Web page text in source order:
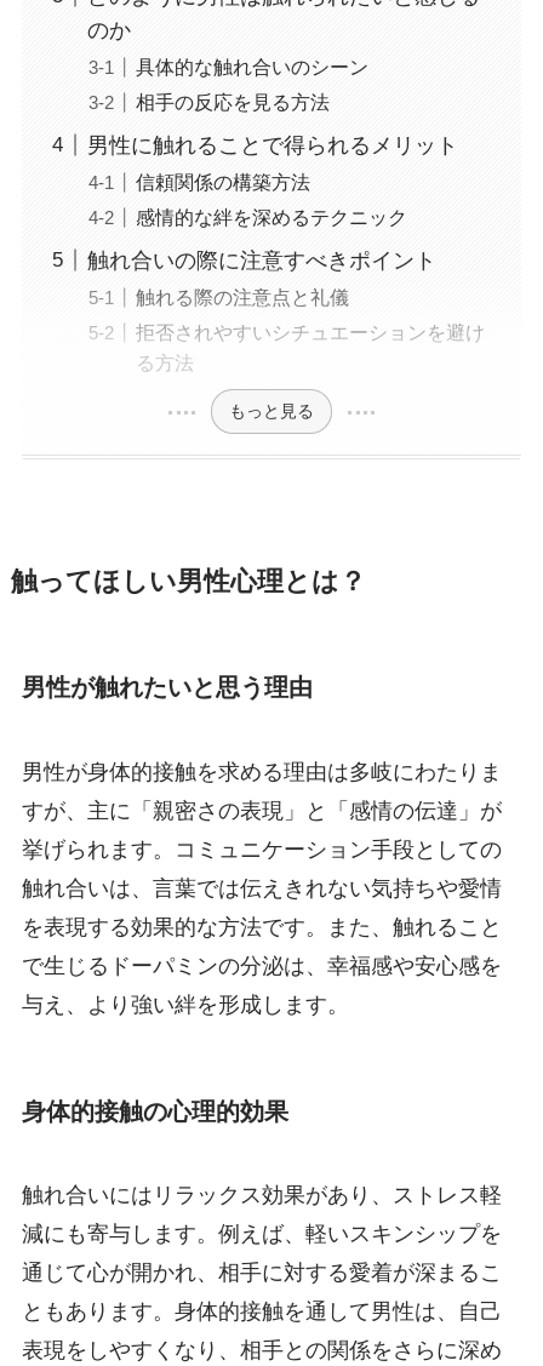
のか
具体的な触れ合いのシーン
相手の反応を見る方法
男性に触れることで得られるメリット
信頼関係の構築方法
感情的な絆を深めるテクニック
触れ合いの際に注意すべきポイント
触れる際の注意点と礼儀
拒否されやすいシチュエーションを避け
る方法
もっと見る
触ってほしい男性心理とは？
男性が触れたいと思う理由
男性が身体的接触を求める理由は多岐にわたりま
すが、主に「親密さの表現」と「感情の伝達」が
挙げられます。コミュニケーション手段としての
触れ合いは、言葉では伝えきれない気持ちや愛情
を表現する効果的な方法です。また、触れること
で生じるドーパミンの分泌は、幸福感や安心感を
与え、より強い絆を形成します。
身体的接触の心理的効果
触れ合いにはリラックス効果があり、ストレス軽
減にも寄与します。例えば、軽いスキンシップを
通じて心が開かれ、相手に対する愛着が深まるこ
ともあります。身体的接触を通して男性は、自己
表現をしやすくなり、相手との関係をさらに深め